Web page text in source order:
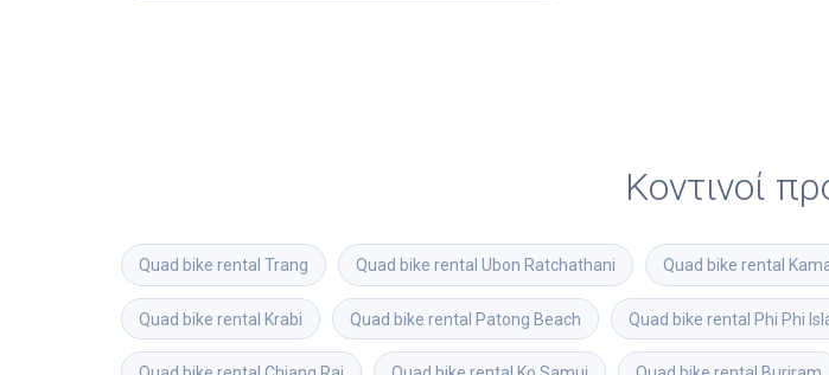
Κοντινοί
Quad bike rental Trang Quad bike rental Ubon Ratchathani Quad bike rental
Quad bike rental Krabi Quad bike rental Patong Beach Quad bike rental Phi Phi